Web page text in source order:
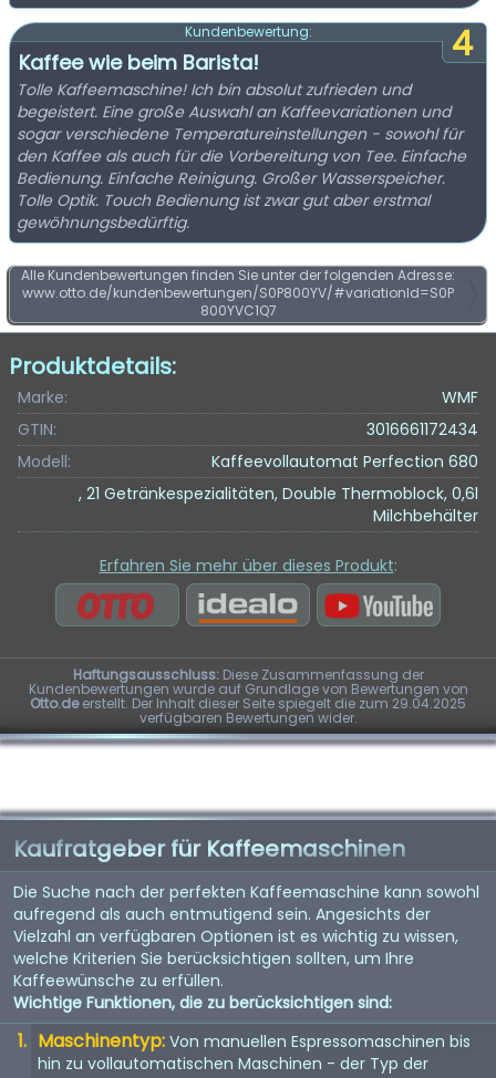
4
Kundenbewertung:
Kaffee wie beim Barista!
Tolle Kaffeemaschine! Ich bin absolut zufrieden und
begeistert. Eine große Auswahl an Kaffeevariationen und
sogar verschiedene Temperatureinstellungen - sowohl für
den Kaffee als auch für die Vorbereitung von Tee. Einfache
Bedienung. Einfache Reinigung. Großer Wasserspeicher.
Tolle Optik. Touch Bedienung ist zwar gut aber erstmal
gewöhnungsbedürftig.
Alle Kundenbewertungen finden Sie unter der folgenden Adresse:
www.otto.de/kundenbewertungen/S0P800YV/#variationId=S0P
800YVC1Q7
Produktdetails:
Marke:
WMF
GTIN:
3016661172434
Modell:
Kaffeevollautomat Perfection 680
, 21 Getränkespezialitäten, Double Thermoblock, 0,6l
Milchbehälter
Erfahren Sie mehr über dieses Produkt:
Haftungsausschluss:Diese Zusammenfassung der
Kundenbewertungen wurde auf Grundlage von Bewertungen von
Otto.deerstellt. Der Inhalt dieser Seite spiegelt die zum 29.04.2025
verfügbaren Bewertungen wider.
Kaufratgeber für Kaffeemaschinen
Die Suche nach der perfekten Kaffeemaschine kann sowohl
aufregend als auch entmutigend sein. Angesichts der
Vielzahl an verfügbaren Optionen ist es wichtig zu wissen,
welche Kriterien Sie berücksichtigen sollten, um Ihre
Kaffeewünsche zu erfüllen.
Wichtige Funktionen, die zu berücksichtigen sind:
Maschinentyp: Von manuellen Espressomaschinen bis
hin zu vollautomatischen Maschinen - der Typ der